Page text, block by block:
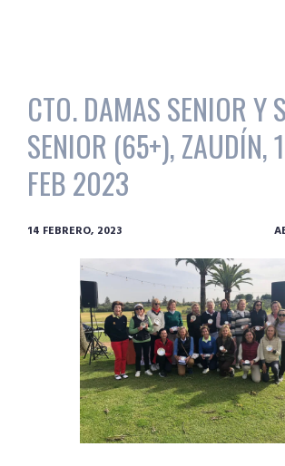
CTO. DAMAS SENIOR Y
SENIOR (65+), ZAUDÍN,
FEB 2023
14 FEBRERO, 2023